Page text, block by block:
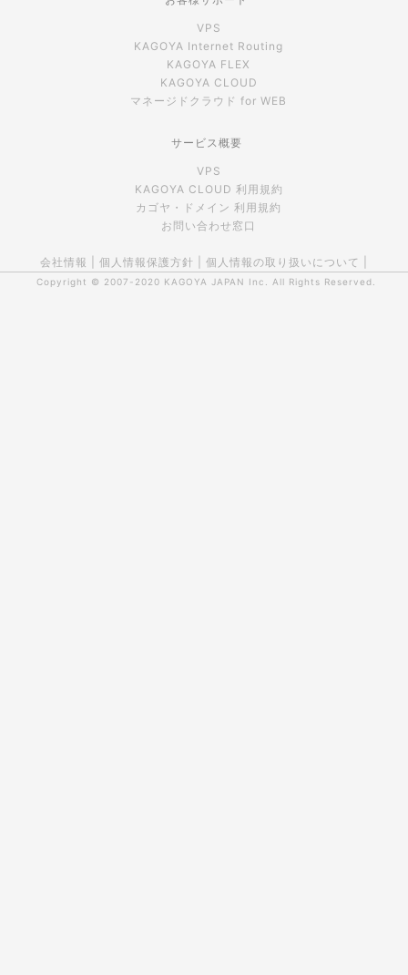
VPS
KAGOYA Internet Routing
KAGOYA FLEX
KAGOYA CLOUD
マネージドクラウド for WEB
サービス概要
VPS
KAGOYA CLOUD 利用規約
カゴヤ・ドメイン 利用規約
お問い合わせ窓口
会社情報 個人情報保護方針 個人情報の取り扱いについて
Copyright © 2007-2020 KAGOYA JAPAN Inc. All Rights Reserved.